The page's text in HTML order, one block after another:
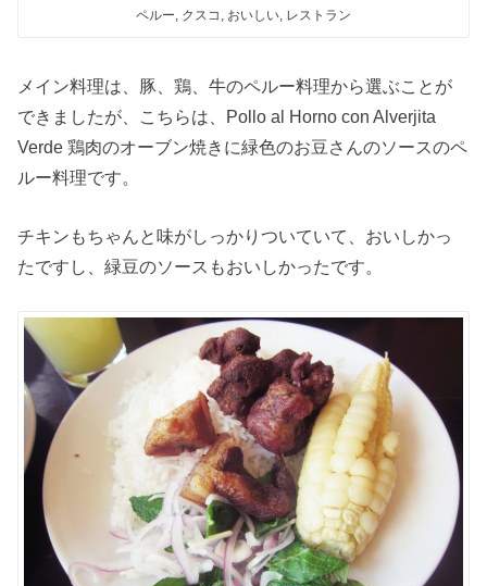
ペルー, クスコ, おいしい, レストラン
メイン料理は、豚、鶏、牛のペルー料理から選ぶことが
できましたが、こちらは、Pollo al Horno con Alverjita
Verde 鶏肉のオーブン焼きに緑色のお豆さんのソースのペ
ルー料理です。
チキンもちゃんと味がしっかりついていて、おいしかっ
たですし、緑豆のソースもおいしかったです。